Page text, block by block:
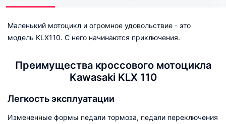
Маленький мотоцикл и огромное удовольствие - это
модель KLX110. С него начинаются приключения.
Преимущества кроссового мотоцикла
Kawasaki KLX 110
Легкость эксплуатации
Измененные формы педали тормоза, педали переключения